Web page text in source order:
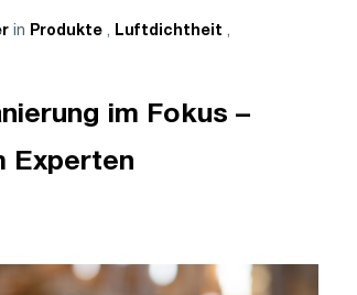
in Produkte , Luftdichtheit ,
im Fokus –
Experten